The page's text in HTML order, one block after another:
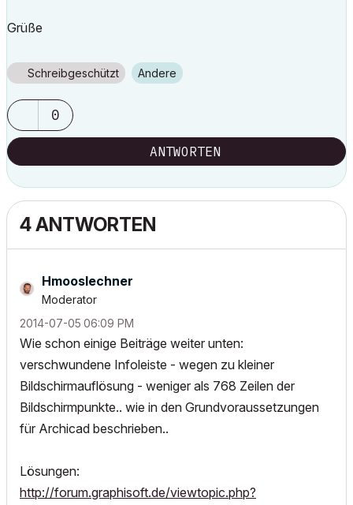
Grüße
Schreibgeschützt Andere
0
ANTWORTEN
4 ANTWORTEN
Hmooslechner
Moderator
‎2014-07-05 06:09 PM
Wie schon einige Beiträge weiter unten:
verschwundene Infoleiste - wegen zu kleiner
Bildschirmauflösung - weniger als 768 Zeilen der
Bildschirmpunkte.. wie in den Grundvoraussetzungen
für Archicad beschrieben..
Lösungen:
http://forum.graphisoft.de/viewtopic.php?